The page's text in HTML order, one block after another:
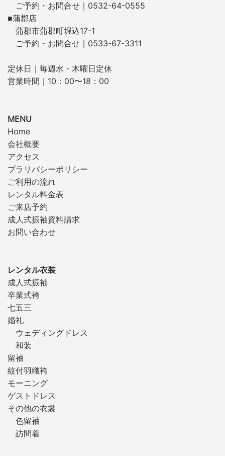
ご予約・お問合せ｜0532-64-0555
■蒲郡店
蒲郡市蒲郡町堀込17-1
ご予約・お問合せ｜0533-67-3311
定休日｜毎週水・木曜日定休
営業時間｜10：00〜18：00
MENU
Home
会社概要
アクセス
プラリバシーポリシー
ご利用の流れ
レンタル料金表
ご来店予約
成人式振袖資料請求
お問い合わせ
レンタル衣装
成人式振袖
卒業式袴
七五三
婚礼
ウェディングドレス
和装
留袖
紋付羽織袴
モーニング
ゲストドレス
その他の衣裳
色留袖
訪問着